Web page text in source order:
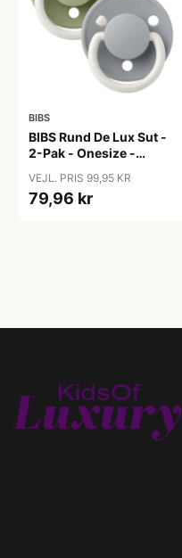
BIBS
BIBS Rund De Lux Sut -
2-Pak - Onesize -
Sage/Cloud
VEJL. PRIS 99,95 KR
79,96 kr